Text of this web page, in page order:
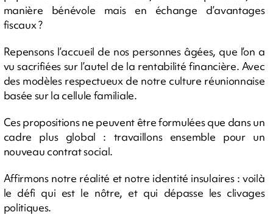
manière bénévole mais en échange d’avantages
fiscaux ?
Repensons l’accueil de nos personnes âgées, que l’on a
vu sacrifiées sur l’autel de la rentabilité financière. Avec
des modèles respectueux de notre culture réunionnaise
basée sur la cellule familiale.
Ces propositions ne peuvent être formulées que dans un
cadre plus global : travaillons ensemble pour un
nouveau contrat social.
Affirmons notre réalité et notre identité insulaires : voilà
le défi qui est le nôtre, et qui dépasse les clivages
politiques.